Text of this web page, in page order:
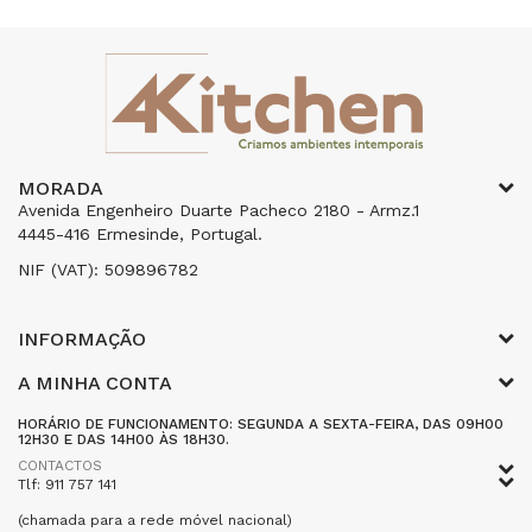
MORADA
Avenida Engenheiro Duarte Pacheco 2180 - Armz.1
4445-416 Ermesinde, Portugal.
NIF (VAT): 509896782
INFORMAÇÃO
A MINHA CONTA
HORÁRIO DE FUNCIONAMENTO: SEGUNDA A SEXTA-FEIRA, DAS 09H00
12H30 E DAS 14H00 ÀS 18H30.
CONTACTOS
Tlf: 911 757 141
(chamada para a rede móvel nacional)